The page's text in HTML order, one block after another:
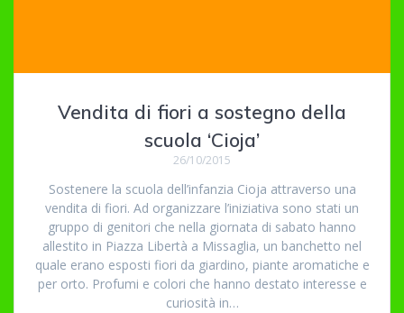
Vendita di fiori a sostegno della
scuola ‘Cioja’
26/10/2015
Sostenere la scuola dell’infanzia Cioja attraverso una
vendita di fiori. Ad organizzare l’iniziativa sono stati un
gruppo di genitori che nella giornata di sabato hanno
allestito in Piazza Libertà a Missaglia, un banchetto nel
quale erano esposti fiori da giardino, piante aromatiche e
per orto. Profumi e colori che hanno destato interesse e
curiosità in…